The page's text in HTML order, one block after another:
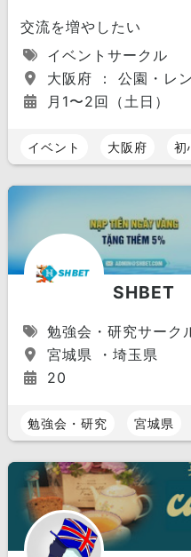
交流を増やしたい
イベントサークル
大阪府 ： 公園・レ
月1〜2回（土日）
イベント 大阪府 初
SHBET
勉強会・研究サーク
宮城県 ・埼玉県
20
勉強会・研究 宮城県